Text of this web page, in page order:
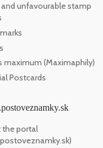
and unfavourable stamp
maximum (Maximaphily)
Postcards
the portal